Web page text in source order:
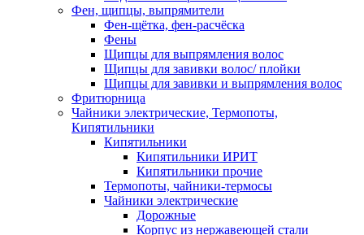
Фен, щипцы, выпрямители
Фен-щётка, фен-расчёска
Фены
Щипцы для выпрямления волос
Щипцы для завивки волос/ плойки
Щипцы для завивки и выпрямления волос
Фритюрница
Чайники электрические, Термопоты,
Кипятильники
Кипятильники
Кипятильники ИРИТ
Кипятильники прочие
Термопоты, чайники-термосы
Чайники электрические
Дорожные
Корпус из нержавеющей стали